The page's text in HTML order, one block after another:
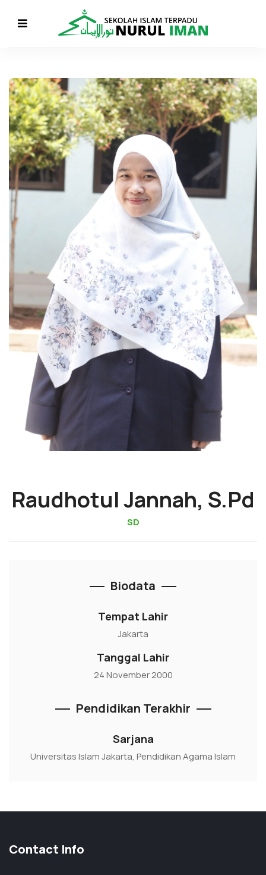
Raudhotul Jannah, S.Pd
SD
Biodata
Tempat Lahir
Jakarta
Tanggal Lahir
24 November 2000
Pendidikan Terakhir
Sarjana
Universitas Islam Jakarta, Pendidikan Agama Islam
Contact Info